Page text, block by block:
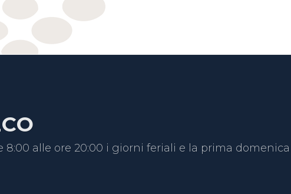
8:00 alle ore 20:00 i giorni feriali e la prima